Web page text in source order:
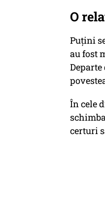
O
Puțini
au fost
În cele
certuri